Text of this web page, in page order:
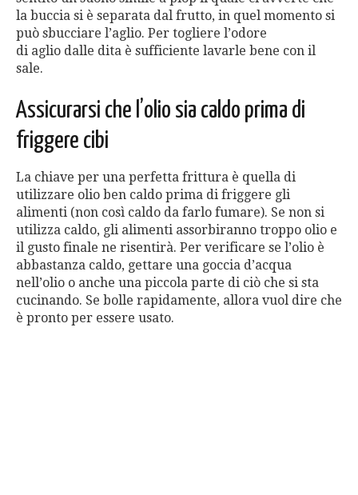
la buccia si è separata dal frutto, in quel momento si
può sbucciare l’aglio. Per togliere l’odore
di aglio dalle dita è sufficiente lavarle bene con il
sale.
Assicurarsi che l’olio sia caldo prima di
friggere cibi
La chiave per una perfetta frittura è quella di
utilizzare olio ben caldo prima di friggere gli
alimenti (non così caldo da farlo fumare). Se non si
utilizza caldo, gli alimenti assorbiranno troppo olio e
il gusto finale ne risentirà. Per verificare se l’olio è
abbastanza caldo, gettare una goccia d’acqua
nell’olio o anche una piccola parte di ciò che si sta
cucinando. Se bolle rapidamente, allora vuol dire che
è pronto per essere usato.